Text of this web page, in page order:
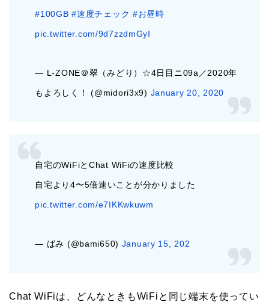
#100GB #速度チェック #お昼時
pic.twitter.com/9d7zzdmGyI
— L-ZONE＠翠（みどり）☆4日目ニ09a／2020年
もよろしく！ (@midori3x9) January 20, 2020
自宅のWiFiとChat WiFiの速度比較
自宅より4〜5倍速いことが分かりました
pic.twitter.com/e7IKKwkuwm
— ばみ (@bami650) January 15, 202
Chat WiFiは、どんなときもWiFiと同じ端末を使ってい